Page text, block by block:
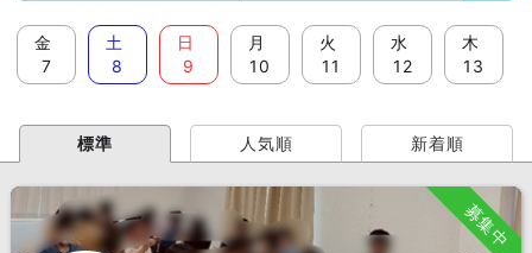
金
7
土
8
日
9
月
10
火
11
水
12
木
13
標準 人気順 新着順
募集中